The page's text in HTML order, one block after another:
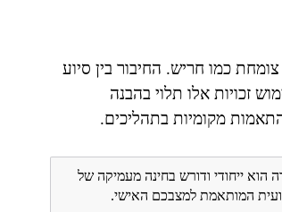
כמו חריש. החיבור בין סיוע
זכויות אלו תלוי בהבנה
מקומיות בתהליכים.
הוא ייחודי ודורש בחינה מעמיקה של
המותאמת למצבכם האישי.